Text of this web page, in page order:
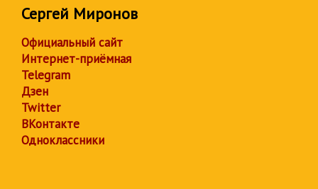
Сергей Миронов
Официальный сайт
Интернет-приёмная
Telegram
Дзен
Twitter
ВКонтакте
Одноклассники